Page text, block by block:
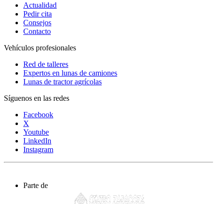
Actualidad
Pedir cita
Consejos
Contacto
Vehículos profesionales
Red de talleres
Expertos en lunas de camiones
Lunas de tractor agrícolas
Síguenos en las redes
Facebook
X
Youtube
LinkedIn
Instagram
Parte de